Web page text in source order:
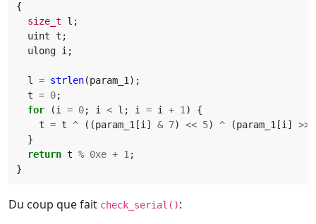
{
size_t
l ;
uint t ;
ulong i ;
l = strlen(param_1 );
t = 0;
for
(i = 0; i < l ; i = i + 1 )
{
t = t ^ ((param_1 [i ] & 7) << 5) ^ (param_1 [i ] >>
}
return t % 0xe + 1 ;
}
Du coup que fait check_serial():